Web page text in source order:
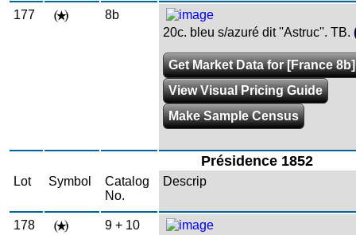
177
8b
20c. bleu s/azuré dit ''Astruc''. TB.
Get Market Data for [France 8b]
View Visual Pricing Guide
Make Sample Census
Présidence 1852
Lot Symbol
Catalog
No.
Descrip
178
9 + 10